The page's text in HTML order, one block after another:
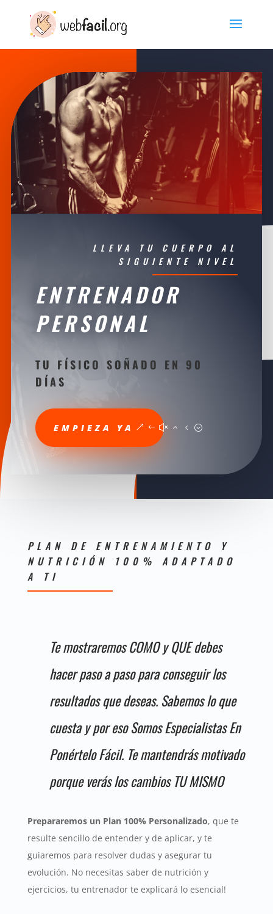
LLEVA TU CUERPO AL
SIGUIENTE NIVEL
ENTRENADOR
PERSONAL
TU FÍSICO SOÑADO EN 90
DÍAS
EMPIEZA YA
PLAN DE ENTRENAMIENTO Y
NUTRICIÓN 100% ADAPTADO
A TI
Te mostraremos COMO y QUE debes
hacer paso a paso para conseguir los
resultados que deseas. Sabemos lo que
cuesta y por eso Somos Especialistas En
Ponértelo Fácil. Te mantendrás motivado
porque verás los cambios TU MISMO
Prepararemos un Plan 100% Personalizado, que te
resulte sencillo de entender y de aplicar, y te
guiaremos para resolver dudas y asegurar tu
evolución. No necesitas saber de nutrición y
ejercicios, tu entrenador te explicará lo esencial!